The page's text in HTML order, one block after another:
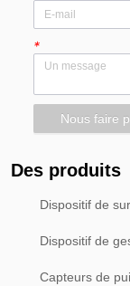
*
Nous faire
Des produits
Dispositif de
Dispositif de
Capteurs de